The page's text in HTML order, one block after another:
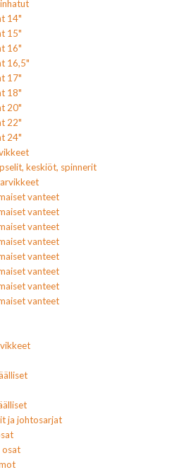
14"
15"
16"
16,5"
17"
18"
20"
22"
24"
keskiöt, spinnerit
vanteet
vanteet
vanteet
vanteet
vanteet
vanteet
vanteet
vanteet
ja johtosarjat
osat